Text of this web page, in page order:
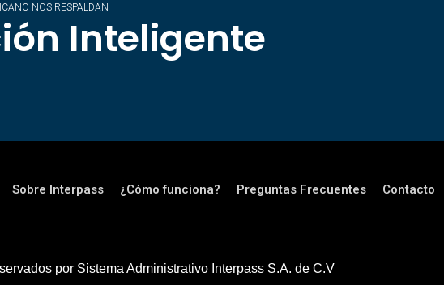
NOS RESPALDAN
Inteligente
Sobre Interpass ¿Cómo funciona? Preguntas Frecuentes Contacto
por Sistema Administrativo Interpass S.A. de C.V